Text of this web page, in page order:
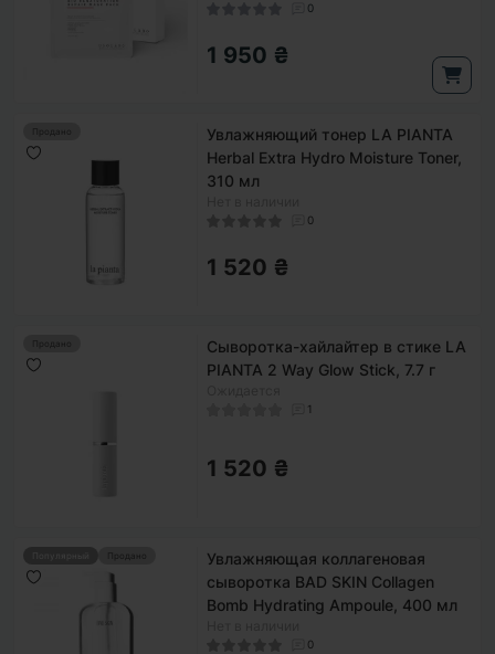
0
1 950 ₴
Продано
Увлажняющий тонер LA PIANTA
Herbal Extra Hydro Moisture Toner,
310 мл
0
1 520 ₴
Продано
Сыворотка-хайлайтер в стике LA
PIANTA 2 Way Glow Stick, 7.7 г
1
1 520 ₴
Продано
Увлажняющая коллагеновая
сыворотка BAD SKIN Collagen
Bomb Hydrating Ampoule, 400 мл
0